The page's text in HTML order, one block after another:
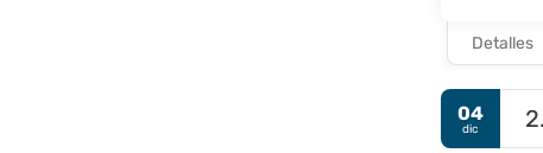
Detalles
04
dic 2.